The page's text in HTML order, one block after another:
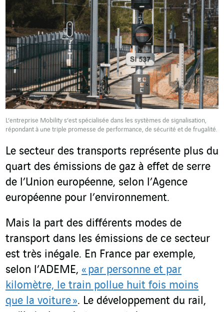
L’entreprise Mobility s’est spécialisée dans les systèmes de signalisation,
répondant à une triple promesse de performance, de sécurité et de frugalité.
Le secteur des transports représente plus du
quart des émissions de gaz à effet de serre
de l’Union européenne, selon l’Agence
européenne pour l’environnement.
Mais la part des différents modes de
transport dans les émissions de ce secteur
est très inégale. En France par exemple,
selon l’ADEME, « par personne et par
kilomètre, le train pollue huit fois moins
que la voiture ». Le développement du rail,